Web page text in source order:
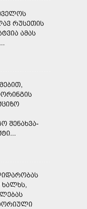
ᲠᲣᲡᲔᲗᲘᲡ
ᲐᲛᲐᲡ
ᲨᲔᲜᲐᲮᲕᲐ-